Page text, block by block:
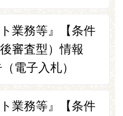
業務等』【条件
審査型）情報
電子入札）
業務等』【条件